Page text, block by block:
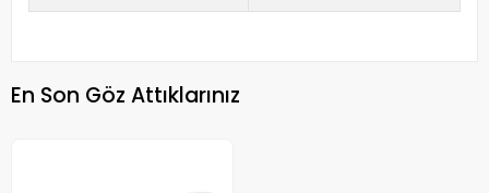
En Son Göz Attıklarınız